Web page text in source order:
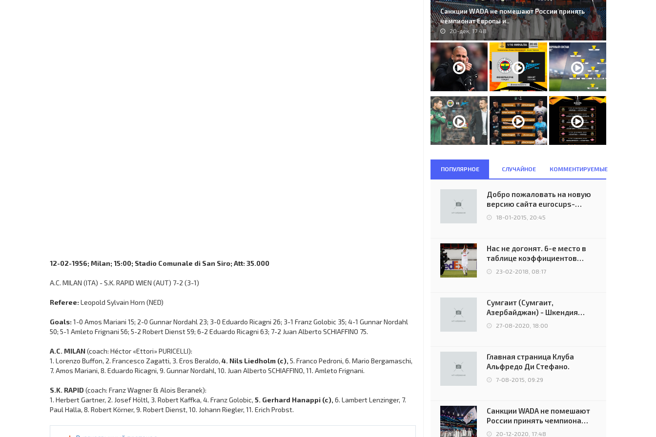
12-02-1956; Milan; 15:00; Stadio Comunale di San Siro; Att: 35.000
A.C. MILAN (ITA) - S.K. RAPID WIEN (AUT) 7-2 (3-1)
Referee: Leopold Sylvain Horn (NED)
Goals: 1-0 Amos Mariani 15; 2-0 Gunnar Nordahl 23; 3-0 Eduardo Ricagni 26; 3-1 Franz Golobic 35; 4-1 Gunnar Nordahl
50; 5-1 Amleto Frignani 56; 5-2 Robert Dienst 59; 6-2 Eduardo Ricagni 63; 7-2 Juan Alberto SCHIAFFINO 75.
A.C. MILAN(coach: Héctor «Ettori» PURICELLI):
1. Lorenzo Buffon, 2. Francesco Zagatti, 3. Eros Beraldo, 4. Nils Liedholm (c), 5. Franco Pedroni, 6. Mario Bergamaschi,
7. Amos Mariani, 8. Eduardo Ricagni, 9. Gunnar Nordahl, 10. Juan Alberto SCHIAFFINO, 11. Amleto Frignani.
S.K. RAPID (coach: Franz Wagner & Alois Beranek):
1. Herbert Gartner, 2. Josef Höltl, 3. Robert Kaffka, 4. Franz Golobic, 5. Gerhard Hanappi (c), 6. Lambert Lenzinger, 7.
Paul Halla, 8. Robert Körner, 9. Robert Dienst, 10. Johann Riegler, 11. Erich Probst.
Санкции WADA не помешают России принять
чемпионат Европы и..
20-дек, 17:48
ПОПУЛЯРНОЕ СЛУЧАЙНОЕ КОММЕНТИРУЕМЫЕ
Добро пожаловать на новую
версию сайта eurocups-
uefa.ru
18-01-2015, 20:45
Нас не догонят. 6-е место в
таблице коэффициентов
УЕФА остаётся за Россией
23-02-2018, 08:17
Сумгаит (Сумгаит,
Азербайджан) - Шкендия
(Тетово, Северная
Македония) - 0:2 (0:0)
27-08-2020, 18:00
Главная страница Клуба
Альфредо Ди Стефано.
7-08-2015, 09:29
Санкции WADA не помешают
России принять чемпионат
Европы и финал Лиги
20-12-2020, 17:48